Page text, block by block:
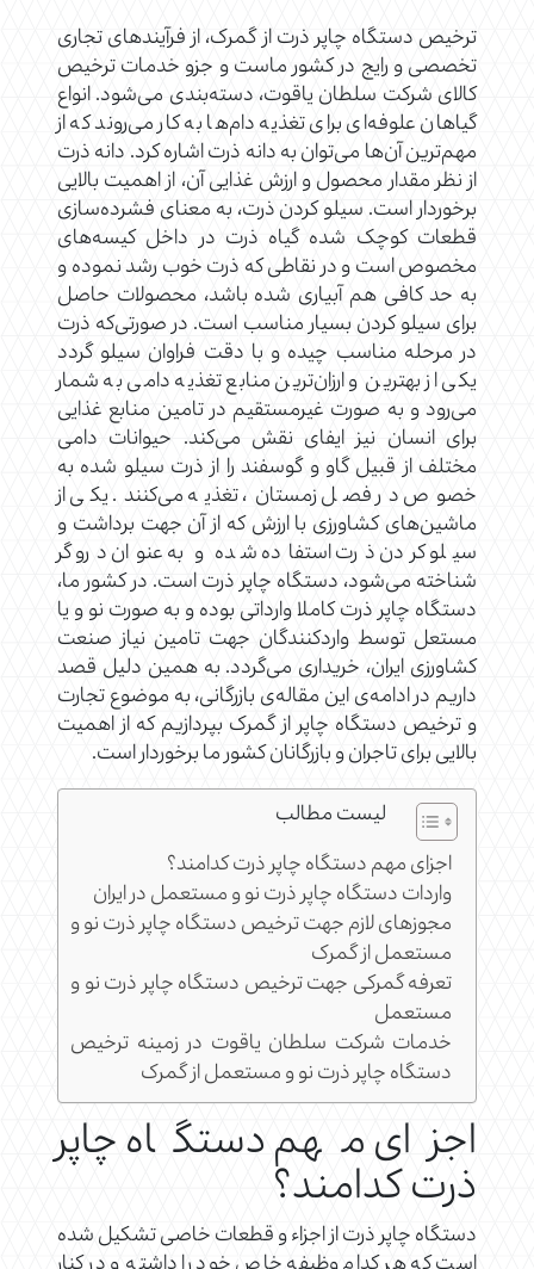
ترخیص دستگاه چاپر ذرت از گمرک، از فرآیندهای تجاری
تخصصی و رایج در کشور ماست و جزو خدمات ترخیص
کالای شرکت سلطان یاقوت، دسته‌بندی می‌شود. انواع
گیاهان علوفه‌ای برای تغذیه دام‌ها به کار می‌روند که از
مهم‌ترین آن‌ها می‌توان به دانه ذرت اشاره کرد. دانه ذرت
از نظر مقدار محصول و ارزش غذایی آن، از اهمیت بالایی
برخوردار است. سیلو کردن ذرت، به معنای فشرده‌سازی
قطعات کوچک شده گیاه ذرت در داخل کیسه‌های
مخصوص است و در نقاطی که ذرت خوب رشد نموده و
به حد کافی هم آبیاری شده باشد، محصولات حاصل
برای سیلو کردن بسیار مناسب است. در صورتی‌که ذرت
در مرحله مناسب چیده و با دقت فراوان سیلو گردد
یکی از بهترین و ارزان‌ترین منابع تغذیه دامی به شمار
می‌رود و به صورت غیرمستقیم در تامین منابع غذایی
برای انسان نیز ایفای نقش می‌کند. حیوانات دامی
مختلف از قبیل گاو و گوسفند را از ذرت سیلو شده به
خصوص در فصل زمستان، تغذیه می‌کنند. یکی از
ماشین‌های کشاورزی با ارزش که از آن جهت برداشت و
سیلو کردن ذرت استفاده شده و به عنوان درو گر
شناخته می‌شود، دستگاه چاپر ذرت است. در کشور ما،
دستگاه چاپر ذرت کاملا وارداتی بوده و به صورت نو و یا
مستعل توسط واردکنندگان جهت تامین نیاز صنعت
کشاورزی ایران، خریداری می‌گردد. به همین دلیل قصد
داریم در ادامه‌ی این مقاله‌ی بازرگانی، به موضوع تجارت
و ترخیص دستگاه چاپر از گمرک بپردازیم که از اهمیت
بالایی برای تاجران و بازرگانان کشور ما برخوردار است.
لیست مطالب
اجزای مهم دستگاه چاپر ذرت کدامند؟
واردات دستگاه چاپر ذرت نو و مستعمل در ایران
مجوزهای لازم جهت ترخیص دستگاه چاپر ذرت نو و
مستعمل از گمرک
تعرفه گمرکی جهت ترخیص دستگاه چاپر ذرت نو و
مستعمل
خدمات شرکت سلطان یاقوت در زمینه ترخیص
دستگاه چاپر ذرت نو و مستعمل از گمرک
اجزای مهم دستگاه چاپر
ذرت کدامند؟
دستگاه چاپر ذرت از اجزاء و قطعات خاصی تشکیل شده